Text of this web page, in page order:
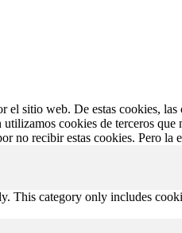
sitio web. De estas cookies,
cookies de terceros
no recibir estas cookies. Pero
This category only includes